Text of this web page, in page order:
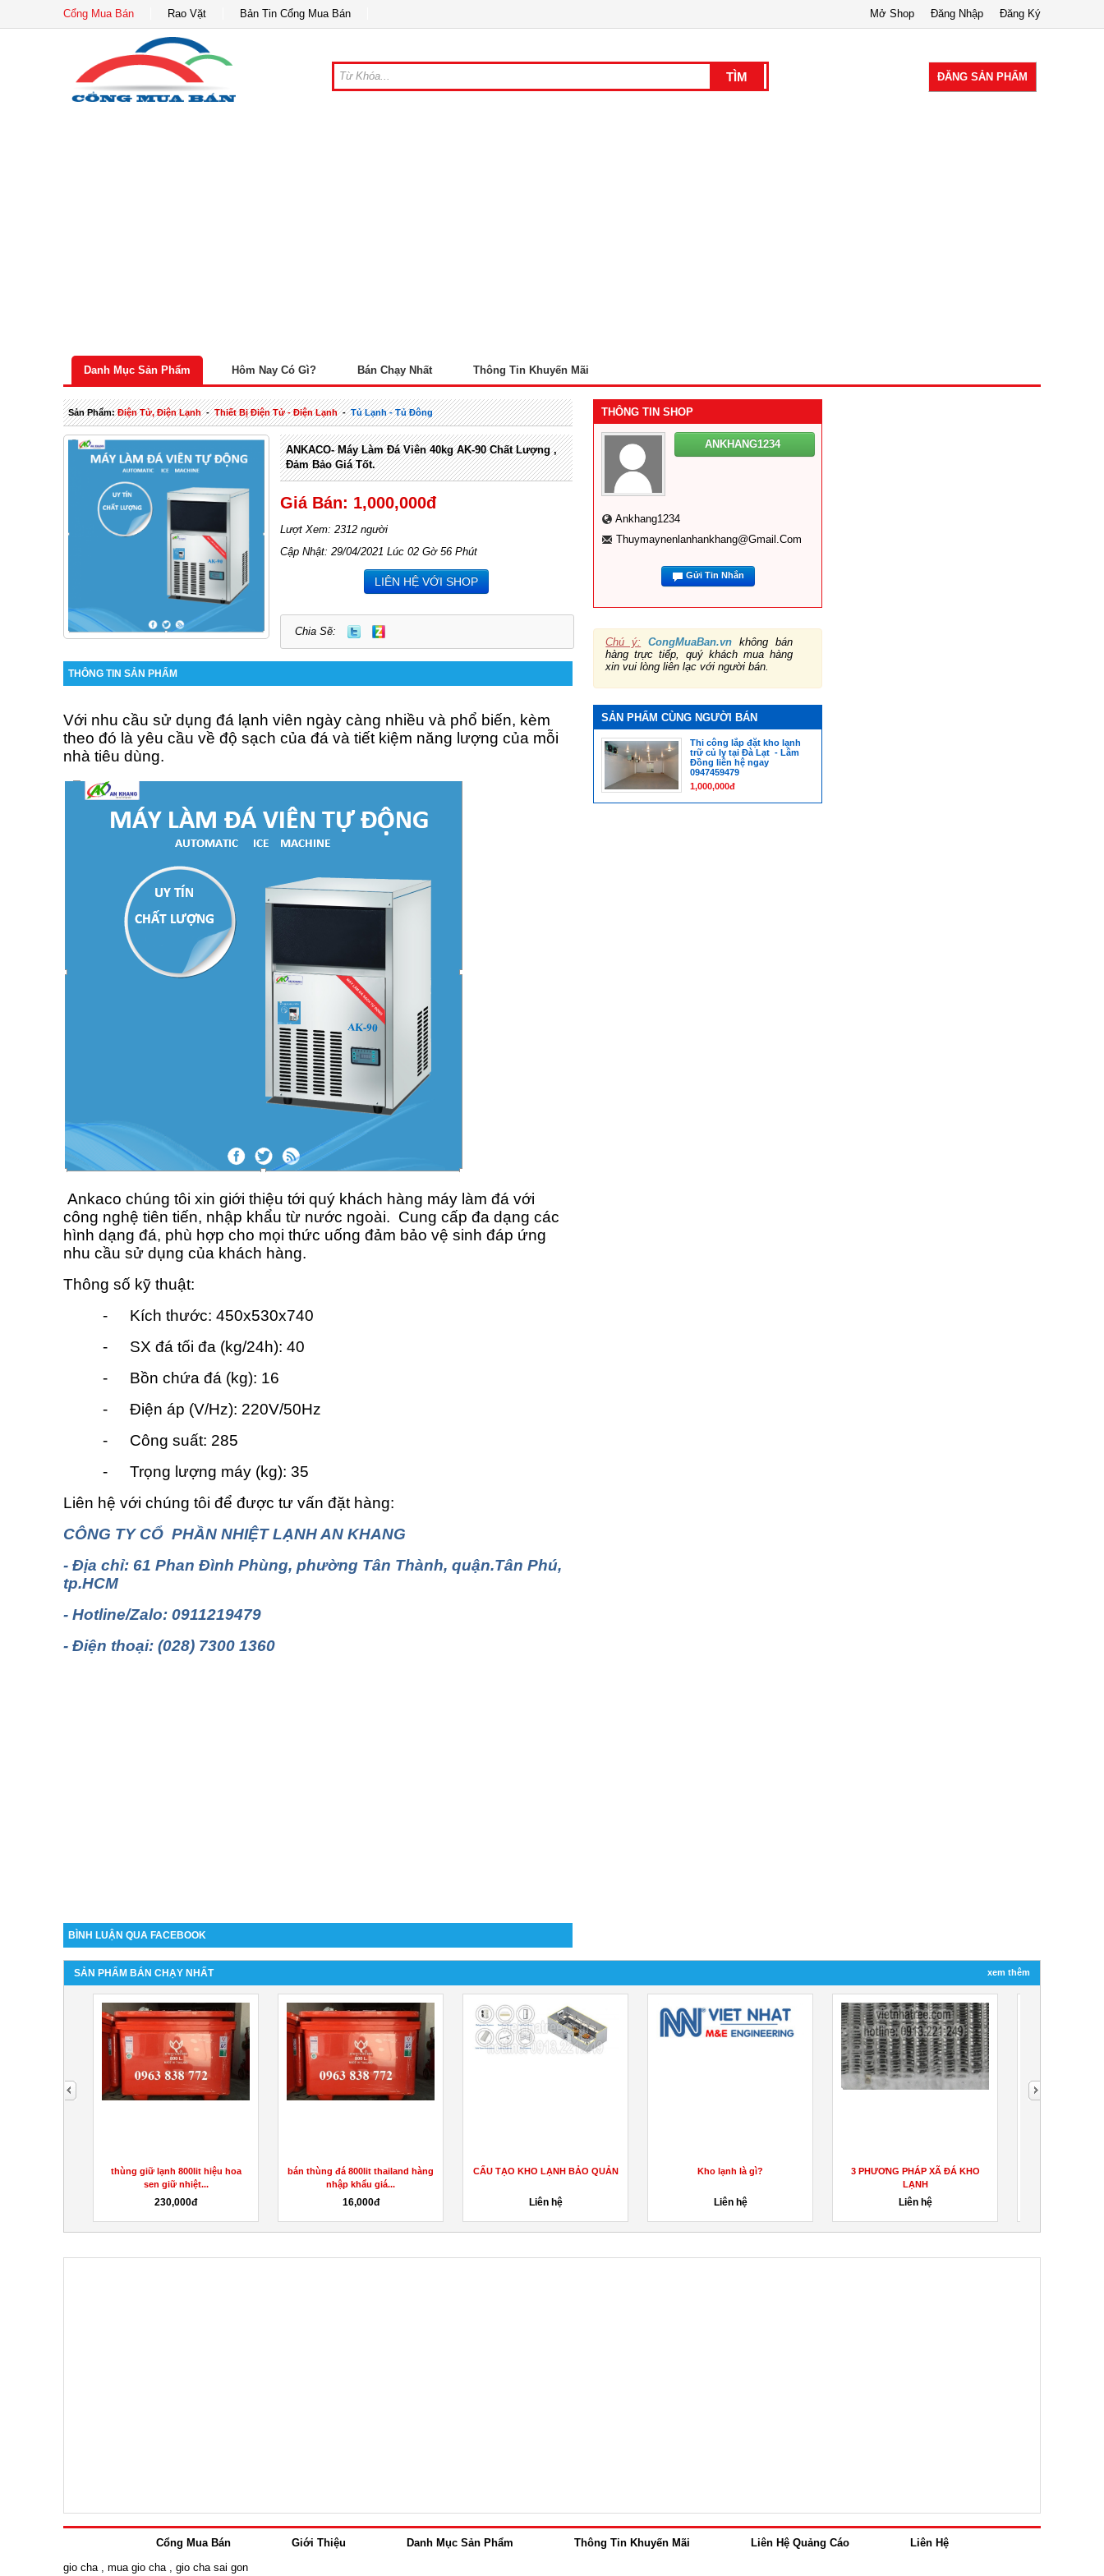
Cổng Mua Bán Rao Vặt Bản Tin Cổng Mua Bán Đăng Ký
Đăng Nhập
Mở Shop
ĐĂNG SẢN PHẨM
Danh Mục Sản Phẩm Hôm Nay Có Gì? Bán Chạy Nhất Thông Tin Khuyến Mãi
Sản Phẩm:Điện Tử, Điện Lạnh-Thiết Bị Điện Tử - Điện Lạnh-Tủ Lạnh - Tủ Đông
ANKACO- Máy Làm Đá Viên 40kg AK-90 Chất Lượng ,
Đảm Bảo Giá Tốt.
Giá Bán: 1,000,000đ
Lượt Xem: 2312 người
Cập Nhật: 29/04/2021 Lúc 02 Gờ 56 Phút
LIÊN HỆ VỚI SHOP
Chia Sẽ:
THÔNG TIN SẢN PHẨM
Với nhu cầu sử dụng đá lạnh viên ngày càng nhiều và phổ biến, kèm
theo đó là yêu cầu về độ sạch của đá và tiết kiệm năng lượng của mỗi
nhà tiêu dùng.
Ankaco chúng tôi xin giới thiệu tới quý khách hàng máy làm đá với
công nghệ tiên tiến, nhập khẩu từ nước ngoài. Cung cấp đa dạng các
hình dạng đá, phù hợp cho mọi thức uống đảm bảo vệ sinh đáp ứng
nhu cầu sử dụng của khách hàng.
Thông số kỹ thuật:
-
Kích thước: 450x530x740
-
SX đá tối đa (kg/24h): 40
-
Bồn chứa đá (kg): 16
-
Điện áp (V/Hz): 220V/50Hz
-
Công suất: 285
-
Trọng lượng máy (kg): 35
Liên hệ với chúng tôi để được tư vấn đặt hàng:
CÔNG TY CỔ PHẦN NHIỆT LẠNH AN KHANG
- Địa chỉ: 61 Phan Đình Phùng, phường Tân Thành, quận.Tân Phú,
tp.HCM
- Hotline/Zalo: 0911219479
- Điện thoại: (028) 7300 1360
BÌNH LUẬN QUA FACEBOOK
THÔNG TIN SHOP
ANKHANG1234
Ankhang1234
Thuymaynenlanhankhang@gmail.com
Gửi Tin Nhắn
Chú ý: CongMuaBan.vn không bán
hàng trực tiếp, quý khách mua hàng
xin vui lòng liên lạc với người bán.
SẢN PHẨM CÙNG NGƯỜI BÁN
Thi công lắp đặt kho lạnh
trữ củ ly tại Đà Lạt - Lâm
Đồng liên hệ ngay
0947459479
1,000,000đ
SẢN PHẨM BÁN CHẠY NHẤT xem thêm
thùng giữ lạnh 800lit hiệu hoa
sen giữ nhiệt...
230,000đ
bán thùng đá 800lit thailand hàng
nhập khẩu giá...
16,000đ
CẤU TẠO KHO LẠNH BẢO QUẢN
Liên hệ
Kho lạnh là gì?
Liên hệ
3 PHƯƠNG PHÁP XÃ ĐÁ KHO
LẠNH
Liên hệ
next
Cổng Mua Bán Giới Thiệu Danh Mục Sản Phẩm Thông Tin Khuyến Mãi Liên Hệ Quảng Cáo
Liên Hệ
gio cha
mua gio cha gio cha sai gon